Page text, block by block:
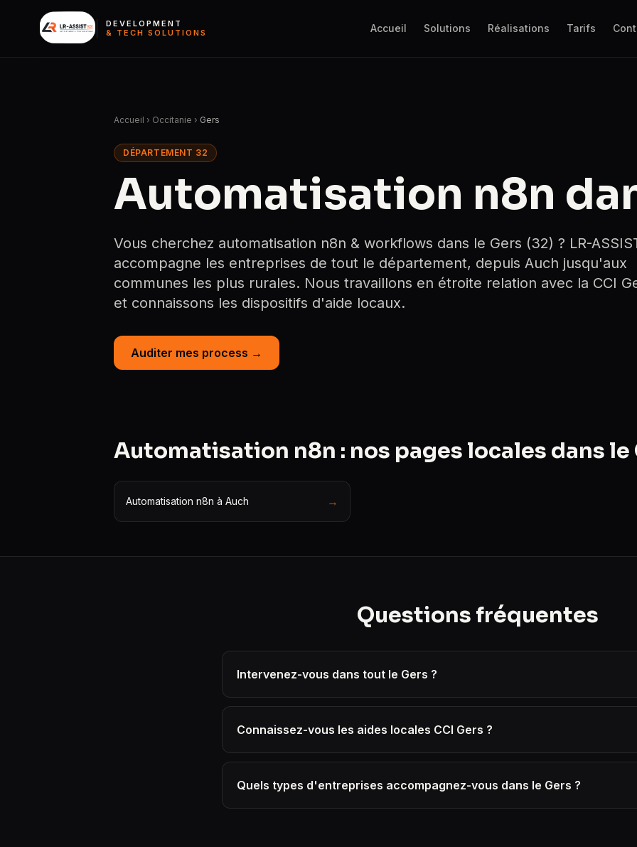
DEVELOPMENT
& TECH SOLUTIONS
Accueil Solutions Réalisations Tarifs
Accueil › Occitanie › Gers
DÉPARTEMENT 32
Automatisation n8n
Vous cherchez automatisation n8n & workflows dans le Gers (32) ? LR-
accompagne les entreprises de tout le département, depuis Auch jusqu'aux
communes les plus rurales. Nous travaillons en étroite relation avec la CCI
et connaissons les dispositifs d'aide locaux.
Auditer mes process →
Automatisation n8n : nos pages locales dans le
Automatisation n8n à Auch →
Questions fréquentes
Intervenez-vous dans tout le Gers ?
Connaissez-vous les aides locales CCI Gers ?
Quels types d'entreprises accompagnez-vous dans le Gers ?